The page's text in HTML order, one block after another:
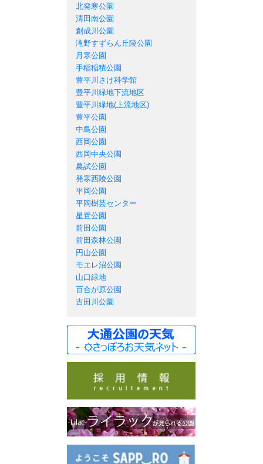
北発寒公園
清田南公園
創成川公園
滝野すずらん丘陵公園
月寒公園
手稲稲積公園
豊平川さけ科学館
豊平川緑地下流地区
豊平川緑地(上流地区)
豊平公園
中島公園
西岡公園
西岡中央公園
農試公園
発寒西陵公園
平岡公園
平岡樹芸センター
星置公園
前田公園
前田森林公園
円山公園
モエレ沼公園
山口緑地
百合が原公園
吉田川公園